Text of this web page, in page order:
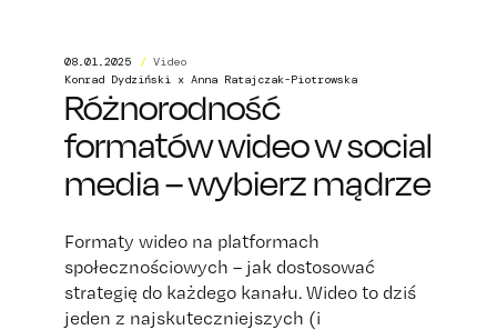
08.01.2025 / Video
Konrad Dydziński x Anna Ratajczak-Piotrowska
Różnorodność
formatów wideo w social
media – wybierz mądrze
Formaty wideo na platformach
społecznościowych – jak dostosować
strategię do każdego kanału. Wideo to dziś
jeden z najskuteczniejszych (i